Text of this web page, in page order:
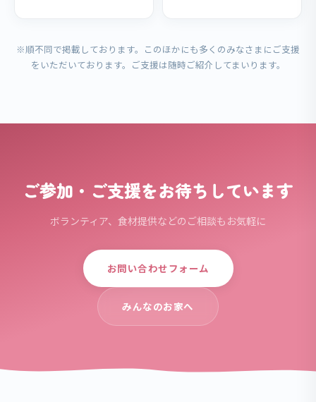
※順不同で掲載しております。このほかにも多くのみなさまにご支援
をいただいております。ご支援は随時ご紹介してまいります。
ご参加・ご支援をお待ちしています
ボランティア、食材提供などのご相談もお気軽に
お問い合わせフォーム
みんなのお家へ